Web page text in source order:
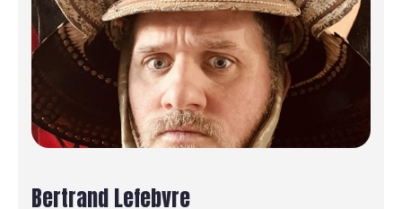
Bertrand Lefebvre